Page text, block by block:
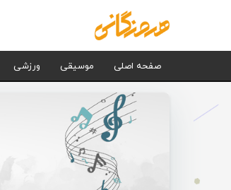
صفحه اصلی موسیقی ورزشی